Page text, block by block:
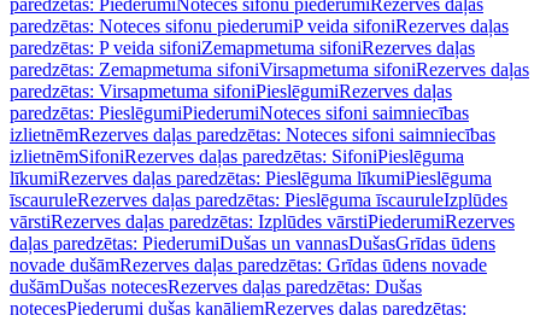
paredzētas: PiederumiNoteces sifonu piederumiRezerves daļas
paredzētas: Noteces sifonu piederumiP veida sifoniRezerves daļas
paredzētas: P veida sifoniZemapmetuma sifoniRezerves daļas
paredzētas: Zemapmetuma sifoniVirsapmetuma sifoniRezerves daļas
paredzētas: Virsapmetuma sifoniPieslēgumiRezerves daļas
paredzētas: PieslēgumiPiederumiNoteces sifoni saimniecības
izlietnēmRezerves daļas paredzētas: Noteces sifoni saimniecības
izlietnēmSifoniRezerves daļas paredzētas: SifoniPieslēguma
līkumiRezerves daļas paredzētas: Pieslēguma līkumiPieslēguma
īscauruleRezerves daļas paredzētas: Pieslēguma īscauruleIzplūdes
vārstiRezerves daļas paredzētas: Izplūdes vārstiPiederumiRezerves
daļas paredzētas: PiederumiDušas un vannasDušasGrīdas ūdens
novade dušāmRezerves daļas paredzētas: Grīdas ūdens novade
dušāmDušas notecesRezerves daļas paredzētas: Dušas
notecesPiederumi dušas kanāliemRezerves daļas paredzētas: